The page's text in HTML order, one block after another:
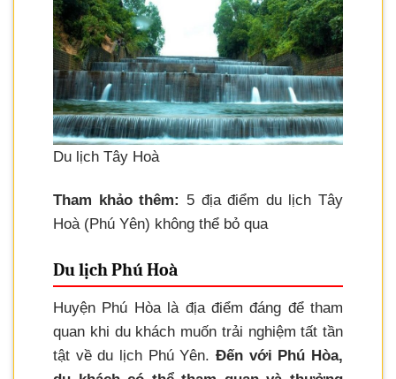
Du lịch Tây Hoà
Tham khảo thêm: 5 địa điểm du lịch Tây
Hoà (Phú Yên) không thể bỏ qua
Du lịch Phú Hoà
Huyện Phú Hòa là địa điểm đáng để tham
quan khi du khách muốn trải nghiệm tất tần
tật về du lịch Phú Yên. Đến với Phú Hòa,